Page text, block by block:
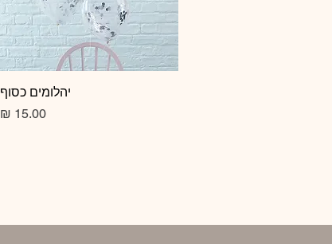
תצוגה מהירהיהלומים כסוף
מחיר‏15.00 ‏₪